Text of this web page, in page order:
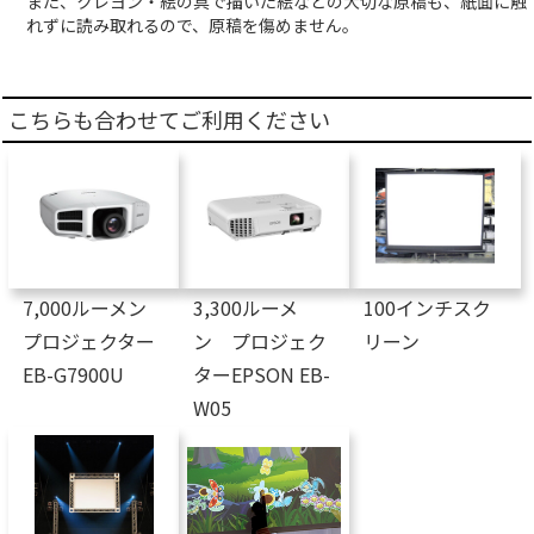
れずに読み取れるので、原稿を傷めません。
こちらも合わせてご利用ください
7,000ルーメン
プロジェクター
EB-G7900U
3,300ルーメ
ン プロジェク
ターEPSON EB-
W05
100インチスク
リーン